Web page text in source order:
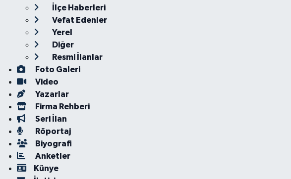
İlçe Haberleri
Vefat Edenler
Yerel
Diğer
Resmi İlanlar
Foto Galeri
Video
Yazarlar
Firma Rehberi
Seri İlan
Röportaj
Biyografi
Anketler
Künye